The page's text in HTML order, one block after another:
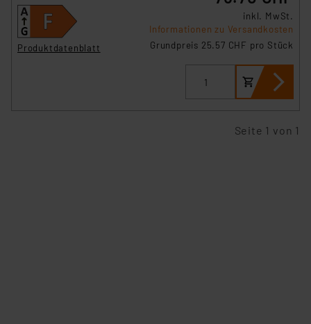
Produktdatenblatt
inkl. MwSt.
Informationen zu Versandkosten
Grundpreis 25.57 CHF pro Stück
Seite 1 von 1